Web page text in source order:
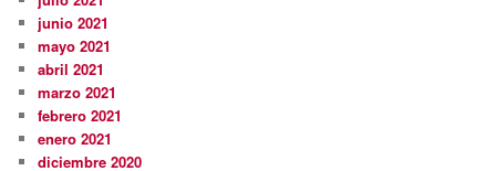
junio 2021
mayo 2021
abril 2021
marzo 2021
febrero 2021
enero 2021
diciembre 2020